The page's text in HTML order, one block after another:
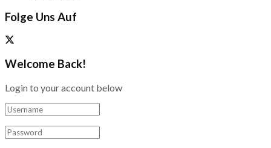
Folge Uns Auf
Welcome Back!
Login to your account below